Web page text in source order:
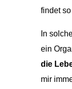
findet
In
ein
die
mir